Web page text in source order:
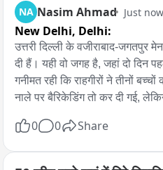
NA Nasim Ahmad Just now
New Delhi, Delhi:
उत्तरी दिल्ली के वजीराबाद-जगतपुर
दी हैं। यही वो जगह है, जहां दो दिन
गनीमत रही कि राहगीरों ने तीनों
नाले पर बैरिकेडिंग तो कर दी गई,
जगह भरा पानी राहगीरों के लिए
0 0 Share